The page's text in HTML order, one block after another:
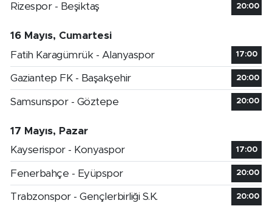
Rizespor - Beşiktaş
20:00
16 Mayıs, Cumartesi
Fatih Karagümrük - Alanyaspor
17:00
Gaziantep FK - Başakşehir 20:00
Samsunspor - Göztepe 20:00
17 Mayıs, Pazar
Kayserispor - Konyaspor
17:00
Fenerbahçe - Eyüpspor 20:00
Trabzonspor - Gençlerbirliği S.K. 20:00